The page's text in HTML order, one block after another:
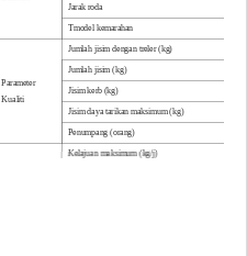
Jarak roda
Tmodel kemarahan
Parameter
Kualiti
Jumlah jisim dengan treler (kg)
Jumlah jisim (kg)
Jisim kerb (kg)
Jisim daya tarikan maksimum (kg)
Penumpang (orang)
Kelajuan maksimum (kg/j)